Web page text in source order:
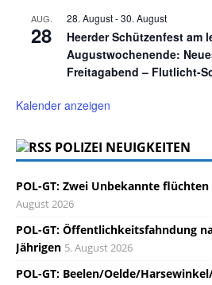
AUG.
28
28. August-30. August
Heerder Schützenfest am
Augustwochenende:
Freitagabend – Flutlicht-
Kalender anzeigen
POLIZEI NEUIGKEITEN
POL-GT: Zwei Unbekannte
August 2026
POL-GT: Öffentlichkeitsfahndung
Jährigen 5. August 2026
POL-GT: Beelen/Oelde/